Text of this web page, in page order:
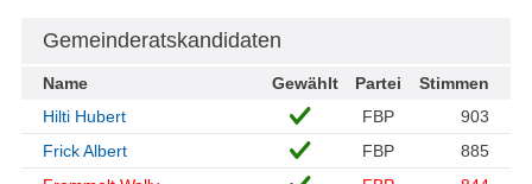
Gemeinderatskandidaten
Name Gewählt Partei
Stimmen
Hilti Hubert
FBP
903
Frick Albert
FBP
885